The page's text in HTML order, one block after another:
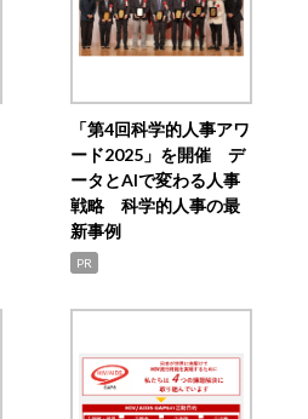
「第4回科学的人事アワ
ード2025」を開催 デ
ータとAIで変わる人事
戦略 科学的人事の最
新事例
PR